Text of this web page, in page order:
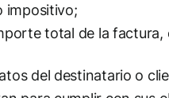
impositivo;
total de la factura,
del destinatario o